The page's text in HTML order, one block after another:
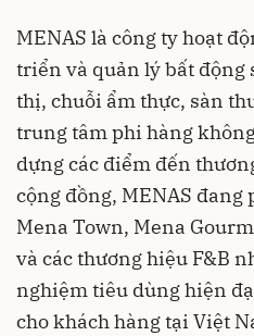
MENAS là công ty hoạt
triển và quản lý bất động
thị, chuỗi ẩm thực, sàn
trung tâm phi hàng
dựng các điểm đến
cộng đồng, MENAS
Mena Town, Mena
và các thương hiệu F&B
nghiệm tiêu dùng hiện
cho khách hàng tại Việt